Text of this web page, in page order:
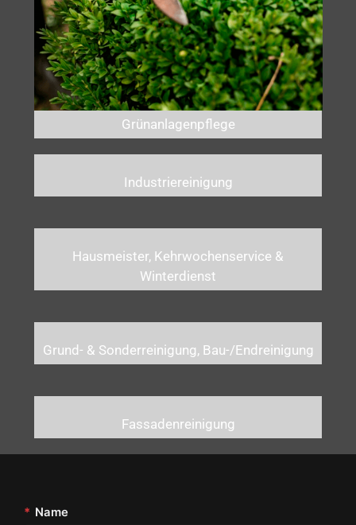
Grünanlagenpflege
Industriereinigung
Hausmeister, Kehrwochenservice &
Winterdienst
Grund- & Sonderreinigung, Bau-/Endreinigung
Fassadenreinigung
* Name